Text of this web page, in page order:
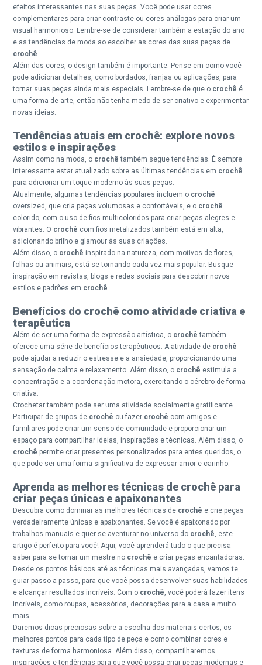
efeitos interessantes nas suas peças. Você pode usar cores
complementares para criar contraste ou cores análogas para criar um
visual harmonioso. Lembre-se de considerar também a estação do ano
e as tendências de moda ao escolher as cores das suas peças de
crochê.
Além das cores, o design também é importante. Pense em como você
pode adicionar detalhes, como bordados, franjas ou aplicações, para
tornar suas peças ainda mais especiais. Lembre-se de que o crochê é
uma forma de arte, então não tenha medo de ser criativo e experimentar
novas ideias.
Tendências atuais em crochê: explore novos
estilos e inspirações
Assim como na moda, o crochê também segue tendências. É sempre
interessante estar atualizado sobre as últimas tendências em crochê
para adicionar um toque moderno às suas peças.
Atualmente, algumas tendências populares incluem o crochê
oversized, que cria peças volumosas e confortáveis, e o crochê
colorido, com o uso de fios multicoloridos para criar peças alegres e
vibrantes. O crochê com fios metalizados também está em alta,
adicionando brilho e glamour às suas criações.
Além disso, o crochê inspirado na natureza, com motivos de flores,
folhas ou animais, está se tornando cada vez mais popular. Busque
inspiração em revistas, blogs e redes sociais para descobrir novos
estilos e padrões em crochê.
Benefícios do crochê como atividade criativa e
terapêutica
Além de ser uma forma de expressão artística, o crochê também
oferece uma série de benefícios terapêuticos. A atividade de crochê
pode ajudar a reduzir o estresse e a ansiedade, proporcionando uma
sensação de calma e relaxamento. Além disso, o crochê estimula a
concentração e a coordenação motora, exercitando o cérebro de forma
criativa.
Crochetar também pode ser uma atividade socialmente gratificante.
Participar de grupos de crochê ou fazer crochê com amigos e
familiares pode criar um senso de comunidade e proporcionar um
espaço para compartilhar ideias, inspirações e técnicas. Além disso, o
crochê permite criar presentes personalizados para entes queridos, o
que pode ser uma forma significativa de expressar amor e carinho.
Aprenda as melhores técnicas de crochê para
criar peças únicas e apaixonantes
Descubra como dominar as melhores técnicas de crochê e crie peças
verdadeiramente únicas e apaixonantes. Se você é apaixonado por
trabalhos manuais e quer se aventurar no universo do crochê, este
artigo é perfeito para você! Aqui, você aprenderá tudo o que precisa
saber para se tornar um mestre no crochê e criar peças encantadoras.
Desde os pontos básicos até as técnicas mais avançadas, vamos te
guiar passo a passo, para que você possa desenvolver suas habilidades
e alcançar resultados incríveis. Com o crochê, você poderá fazer itens
incríveis, como roupas, acessórios, decorações para a casa e muito
mais.
Daremos dicas preciosas sobre a escolha dos materiais certos, os
melhores pontos para cada tipo de peça e como combinar cores e
texturas de forma harmoniosa. Além disso, compartilharemos
inspirações e tendências para que você possa criar peças modernas e